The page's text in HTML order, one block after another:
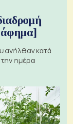
ανήλθαν κατά
ημέρα